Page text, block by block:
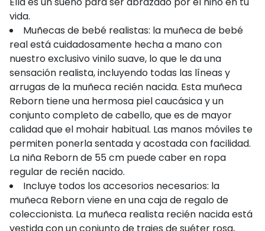
vida.
Muñecas de bebé realistas: la muñeca de bebé
real está cuidadosamente hecha a mano con
nuestro exclusivo vinilo suave, lo que le da una
sensación realista, incluyendo todas las líneas y
arrugas de la muñeca recién nacida. Esta muñeca
Reborn tiene una hermosa piel caucásica y un
conjunto completo de cabello, que es de mayor
calidad que el mohair habitual. Las manos móviles te
permiten ponerla sentada y acostada con facilidad.
La niña Reborn de 55 cm puede caber en ropa
regular de recién nacido.
Incluye todos los accesorios necesarios: la
muñeca Reborn viene en una caja de regalo de
coleccionista. La muñeca realista recién nacida está
vestida con un conjunto de trajes de suéter rosa,